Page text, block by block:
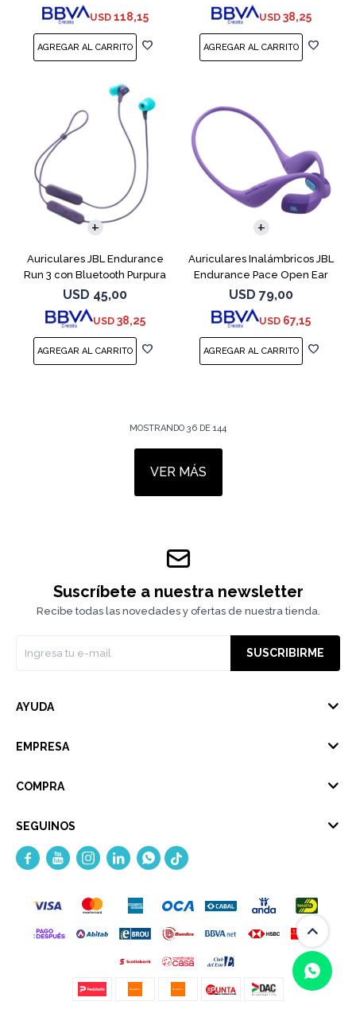
USD 118,15 USD 38,25
Auriculares JBL Endurance
Run 3 con Bluetooth Purpura
USD 45,00
USD 38,25
Auriculares Inalámbricos JBL
Endurance Pace Open Ear
Purpura
USD 79,00
USD 67,15
MOSTRANDO 36 DE 144
VER MÁS
Suscríbete a nuestra newsletter
Recibe todas las novedades y ofertas de nuestra tienda.
SUSCRIBIRME
AYUDA
EMPRESA
COMPRA
SEGUINOS
    